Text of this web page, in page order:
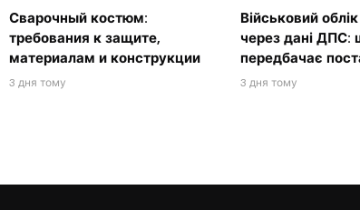
Сварочный костюм:
требования к защите,
материалам и конструкции
3 дня тому
Військовий
через дані ДПС:
передбачає
3 дня тому